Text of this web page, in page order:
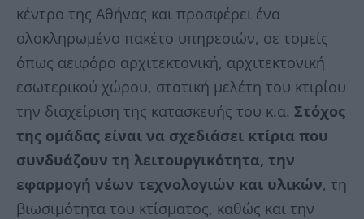
κέντρο της Αθήνας και προσφέρει ένα
ολοκληρωμένο πακέτο υπηρεσιών, σε τομείς
όπως αειφόρο αρχιτεκτονική, αρχιτεκτονική
εσωτερικού χώρου, στατική μελέτη του κτιρίου
την διαχείριση της κατασκευής του κ.α. Στόχος
της ομάδας είναι να σχεδιάσει κτίρια που
συνδυάζουν τη λειτουργικότητα, την
εφαρμογή νέων τεχνολογιών και υλικών, τη
βιωσιμότητα του κτίσματος, καθώς και την